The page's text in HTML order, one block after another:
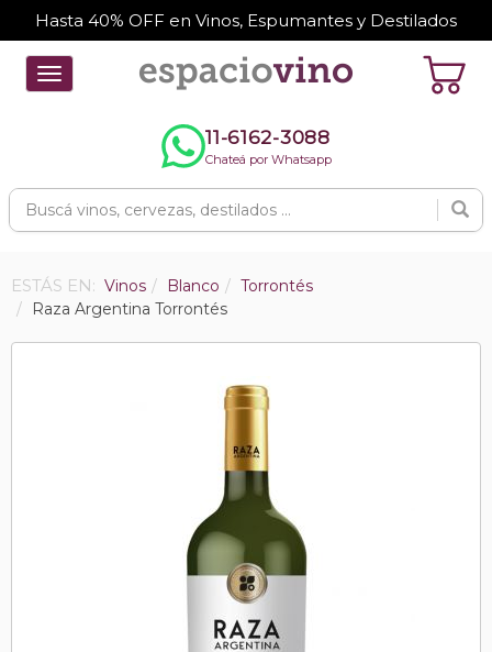
Hasta 40% OFF en Vinos, Espumantes y Destilados
Toggle
navigation
11-6162-3088
Chateá por Whatsapp
ESTÁS EN: Vinos Blanco
Torrontés
Raza Argentina Torrontés